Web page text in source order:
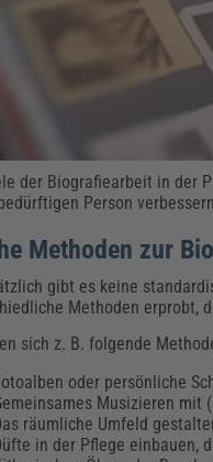
der Biografiearbeit in der
Person
Methoden zur
gibt es keine
Methoden erprobt,
sich z. B. folgende
oder persönliche
Musizieren mit
räumliche Umfeld
in der Pflege einbauen,